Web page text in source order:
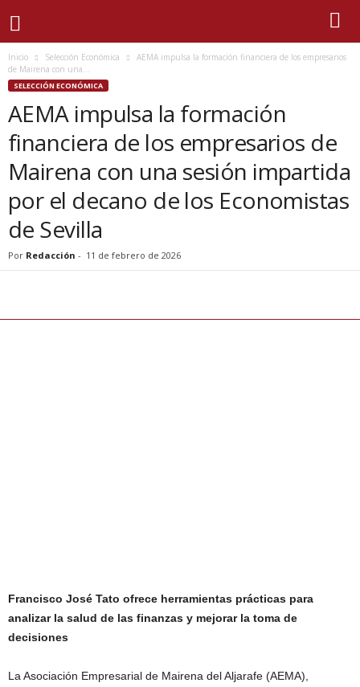
Inicio Selección Económica
AEMA impulsa la formación financiera de los empresarios
de Mairena con una...
SELECCIÓN ECONÓMICA
AEMA impulsa la formación
financiera de los empresarios de
Mairena con una sesión impartida
por el decano de los Economistas
de Sevilla
Por Redacción - 11 de febrero de 2026
Francisco José Tato ofrece herramientas prácticas para
analizar la salud de las finanzas y mejorar la toma de
decisiones
La Asociación Empresarial de Mairena del Aljarafe (AEMA),